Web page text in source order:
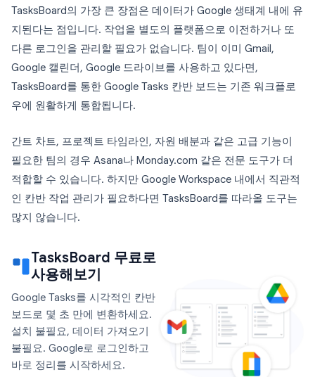
TasksBoard의 가장 큰 장점은 데이터가 Google 생태계 내에 유
지된다는 점입니다. 작업을 별도의 플랫폼으로 이전하거나 또
다른 로그인을 관리할 필요가 없습니다. 팀이 이미 Gmail,
Google 캘린더, Google 드라이브를 사용하고 있다면,
TasksBoard를 통한 Google Tasks 칸반 보드는 기존 워크플로
우에 원활하게 통합됩니다.
간트 차트, 프로젝트 타임라인, 자원 배분과 같은 고급 기능이
필요한 팀의 경우 Asana나 Monday.com 같은 전문 도구가 더
적합할 수 있습니다. 하지만 Google Workspace 내에서 직관적
인 칸반 작업 관리가 필요하다면 TasksBoard를 따라올 도구는
많지 않습니다.
TasksBoard 무료로
사용해보기
Google Tasks를 시각적인 칸반
보드로 몇 초 만에 변환하세요.
설치 불필요, 데이터 가져오기
불필요. Google로 로그인하고
바로 정리를 시작하세요.